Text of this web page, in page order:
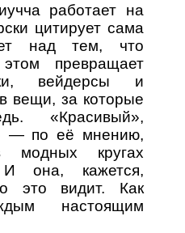
работает на
цитирует сама
над тем, что
превращает
вейдерсы и
вещи, за которые
«Красивый»,
— по её мнению,
кругах
И она, кажется,
это видит. Как
настоящим